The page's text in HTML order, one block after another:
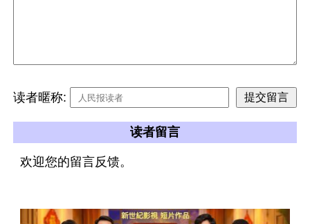
读者暱称:
读者留言
欢迎您的留言反馈。